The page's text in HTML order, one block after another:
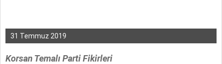
31 Temmuz 2019
Korsan Temalı Parti Fikirleri